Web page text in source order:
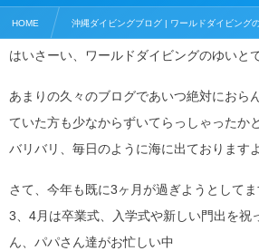
HOME 沖縄ダイビングブログ | ワールドダイビング
ダイビングライセンス 意気投合！? 女性同士 OWラ
はいさーい、ワールドダイビングのゆいと
あまりの久々のブログであいつ絶対におら
ていた方も少なからずいてらっしゃったか
バリバリ、毎日のように海に出ております
さて、今年も既に3ヶ月が過ぎようとしてま
3、4月は卒業式、入学式や新しい門出を祝
ん、パパさん達がお忙しい中